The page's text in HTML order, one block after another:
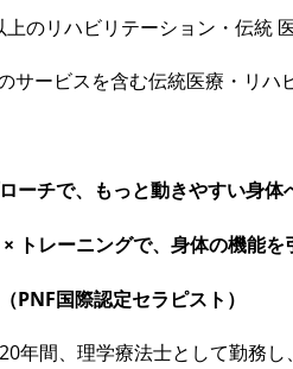
上のリハビリテーション・伝統
サービスを含む伝統医療・リハ
ーチで、もっと動きやすい身体
× トレーニングで、身体の機能を
PNF国際認定セラピスト）
年間、理学療法士として勤務